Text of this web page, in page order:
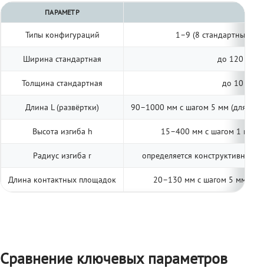
ПАРАМЕТР
Типы конфигураций 1–9 (8 стандартных,
Ширина стандартная до 120 мм
Толщина стандартная до 10 мм
Длина L (развёртки) 90–1000 мм с шагом 5 мм (для
Высота изгиба h 15–400 мм с шагом 1 мм
Радиус изгиба r определяется конструктивно;
Длина контактных площадок 20–130 мм с шагом 5 мм
Сравнение ключевых параметров